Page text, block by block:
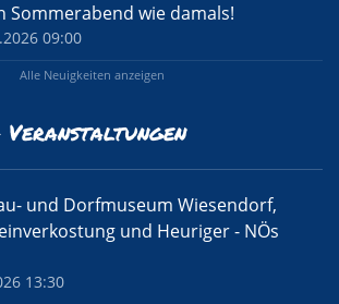
Sommerabend wie damals!
09:00
Alle Neuigkeiten anzeigen
Veranstaltungen
und Dorfmuseum Wiesendorf,
und Heuriger - NÖs
13:30